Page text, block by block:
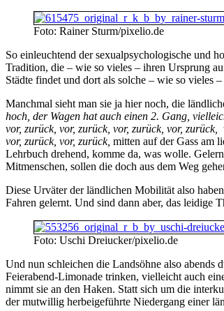
Foto: Rainer Sturm/pixelio.de
So einleuchtend der sexualpsychologische und
Tradition, die – wie so vieles – ihren Ursprung
Städte findet und dort als solche – wie so vieles
Manchmal sieht man sie ja hier noch, die
hoch, der Wagen hat auch einen 2. Gang,
vor, zurück, vor, zurück, vor, zurück, vor, zurück,
vor, zurück, vor, zurück, mitten auf der Gass am
Lehrbuch drehend, komme da, was wolle.
Mitmenschen, sollen die doch aus dem Weg
Diese Urväter der ländlichen Mobilität also
Fahren gelernt. Und sind dann aber, das leidige
Foto: Uschi Dreiucker/pixelio.de
Und nun schleichen die Landsöhne also abends
Feierabend-Limonade trinken, vielleicht auch
nimmt sie an den Haken. Statt sich um die
der mutwillig herbeigeführte Niedergang einer